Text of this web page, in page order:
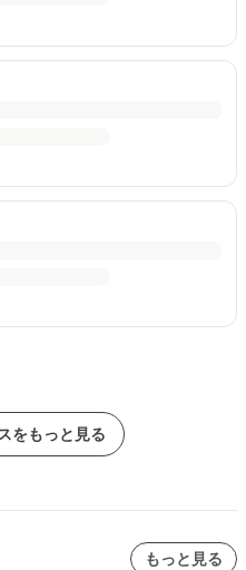
をもっと見る
もっと見る